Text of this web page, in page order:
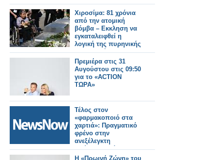
Χιροσίμα: 81 χρόνια
από την ατομική
βόμβα – Εκκληση να
εγκαταλειφθεί η
λογική της πυρηνικής
αποτροπής
Πρεμιέρα στις 31
Αυγούστου στις 09:50
για το «ACTION
ΤΩΡΑ»
Τέλος στον
«φαρμακοποιό στα
χαρτιά»: Πραγματικό
φρένο στην
ανεξέλεγκτη
διεύρυνση βάζει ο
ΠΦΣ!
Η «Πρωινή Ζώνη» του